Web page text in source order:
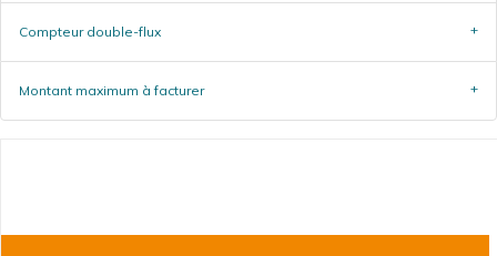
Compteur double-flux
Montant maximum à facturer